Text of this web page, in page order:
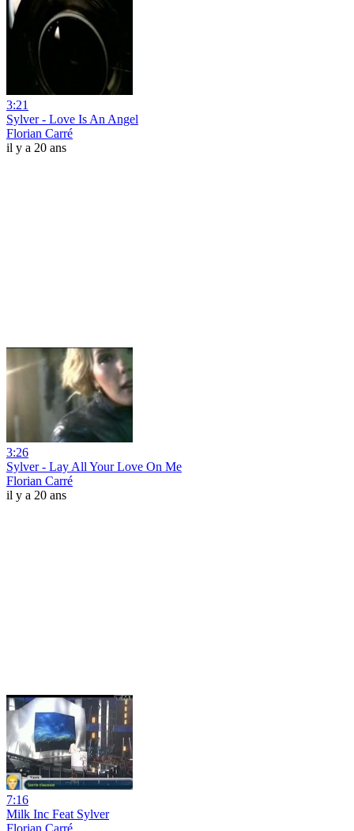
3:21
Sylver - Love Is An Angel
Florian Carré
il y a 20 ans
3:26
Sylver - Lay All Your Love On Me
Florian Carré
il y a 20 ans
7:16
Milk Inc Feat Sylver